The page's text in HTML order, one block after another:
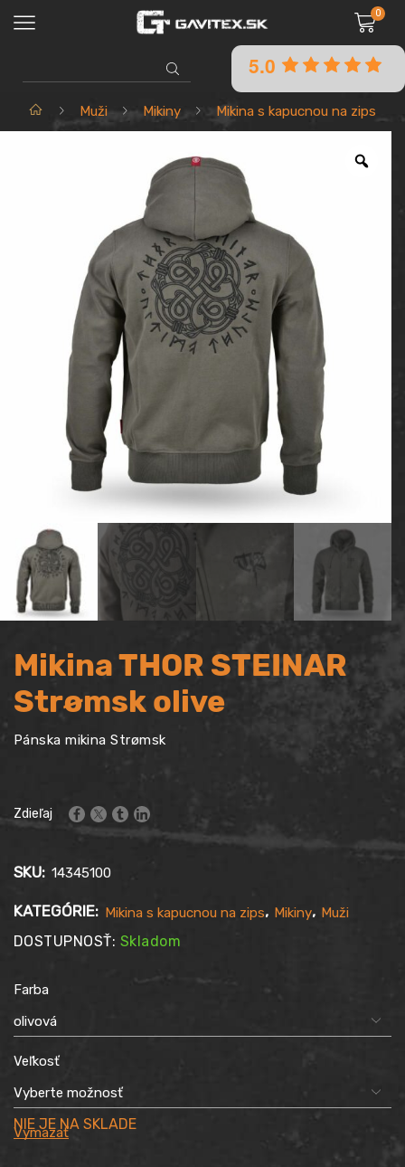
0
SEARCH
5.0
Domov Muži Mikiny Mikina s kapucnou na zips
Mikina THOR STEINAR
Strømsk olive
Pánska mikina Strømsk
Zdieľaj
SKU: 14345100
KATEGÓRIE: Mikina s kapucnou na zips, Mikiny, Muži
DOSTUPNOSŤ: Skladom
Farba
Veľkosť
Vymazať